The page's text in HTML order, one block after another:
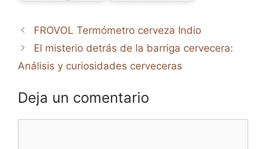
FROVOL Termómetro cerveza Indio
El misterio detrás de la barriga cervecera:
Análisis y curiosidades cerveceras
Deja un comentario